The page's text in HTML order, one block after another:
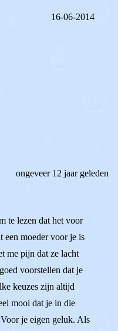
16-06-2014
ongeveer 12 jaar geleden
te lezen dat het voor
een moeder voor je is
me pijn dat ze lacht
voorstellen dat je
keuzes zijn altijd
mooi dat je in die
je eigen geluk. Als